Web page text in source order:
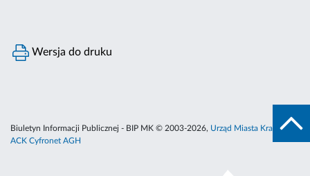
Wersja do druku
Biuletyn Informacji Publicznej - BIP MK © 2003-2026, Urząd Miasta Krakowa
ACK Cyfronet AGH